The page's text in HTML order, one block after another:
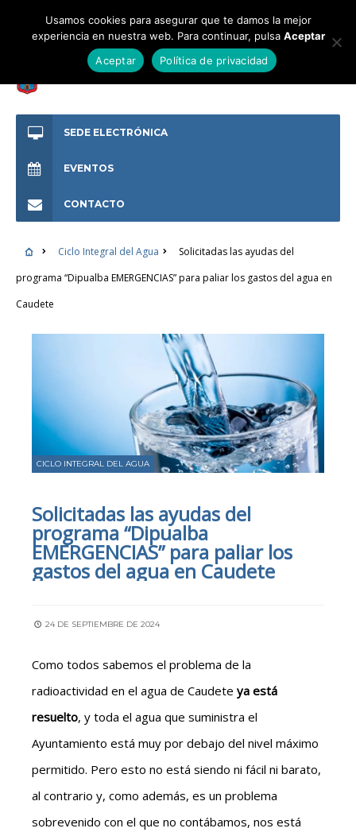
SEDE ELECTRÓNICA
EVENTOS
CONTACTO
Ciclo Integral del Agua
Solicitadas las ayudas del
programa “Dipualba EMERGENCIAS” para paliar los gastos del agua en
Caudete
CICLO INTEGRAL DEL AGUA
Solicitadas las ayudas del
programa “Dipualba
EMERGENCIAS” para paliar los
gastos del agua en Caudete
24 DE SEPTIEMBRE DE 2024
Como todos sabemos el problema de la
radioactividad en el agua de Caudete ya está
resuelto, y toda el agua que suministra el
Ayuntamiento está muy por debajo del nivel máximo
permitido. Pero esto no está siendo ni fácil ni barato,
al contrario y, como además, es un problema
sobrevenido con el que no contábamos, nos está
Usamos cookies para asegurar que te damos la mejor
experiencia en nuestra web. Para continuar, pulsa Aceptar
Aceptar
Política de privacidad